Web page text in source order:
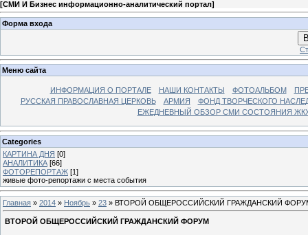
[СМИ И Бизнес информационно-аналитический портал]
Форма входа
Меню сайта
ИНФОРМАЦИЯ О ПОРТАЛЕ НАШИ КОНТАКТЫ ФОТОАЛЬБОМ
РУССКАЯ ПРАВОСЛАВНАЯ ЦЕРКОВЬ
АРМИЯ
ФОНД ТВОРЧЕСКОГО
ЕЖЕДНЕВНЫЙ ОБЗОР СМИ СОСТОЯНИЯ
Categories
КАРТИНА ДНЯ [0]
АНАЛИТИКА [66]
ФОТОРЕПОРТАЖ [1]
живые фото-репортажи с места события
Главная » 2014 » Ноябрь » 23 » ВТОРОЙ ОБЩЕРОССИЙСКИЙ ГРАЖДАНСКИЙ
ВТОРОЙ ОБЩЕРОССИЙСКИЙ ГРАЖДАНСКИЙ ФОРУМ